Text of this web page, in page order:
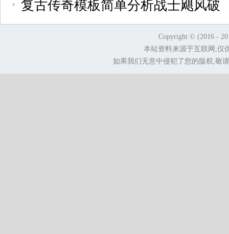
复古传奇模板简单分析战士飓风破
Copyright © (2016 -
本站资料来源于互联网,仅
如果我们无意中侵犯了您的版权,敬